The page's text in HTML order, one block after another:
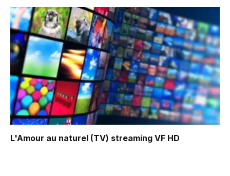
L'Amour au naturel (TV) streaming VF HD